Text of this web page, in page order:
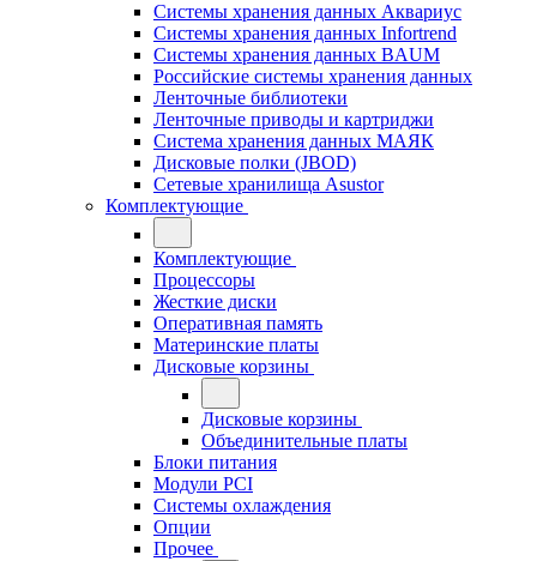
Системы хранения данных Аквариус
Системы хранения данных Infortrend
Системы хранения данных BAUM
Российские системы хранения данных
Ленточные библиотеки
Ленточные приводы и картриджи
Система хранения данных МАЯК
Дисковые полки (JBOD)
Сетевые хранилища Asustor
Комплектующие
Комплектующие
Процессоры
Жесткие диски
Оперативная память
Материнские платы
Дисковые корзины
Дисковые корзины
Объединительные платы
Блоки питания
Модули PCI
Системы охлаждения
Опции
Прочее